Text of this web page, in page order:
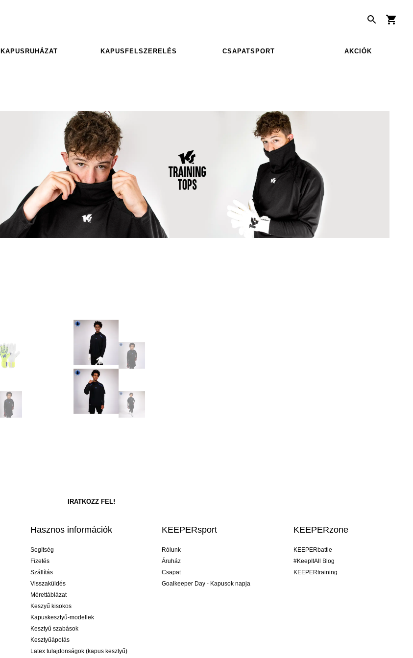
KAPUSRUHÁZAT KAPUSFELSZERELÉS CSAPATSPORT AKCIÓK
Hasznos információk
Segítség
Fizetés
Szállítás
Visszaküldés
Mérettáblázat
Keszyű kisokos
Kapuskesztyű-modellek
Kesztyű szabások
Kesztyűápolás
Latex tulajdonságok (kapus kesztyű)
KEEPERsport
Rólunk
Áruház
Csapat
Goalkeeper Day - Kapusok napja
KEEPERzone
KEEPERbattle
#KeepItAll Blog
KEEPERtraining